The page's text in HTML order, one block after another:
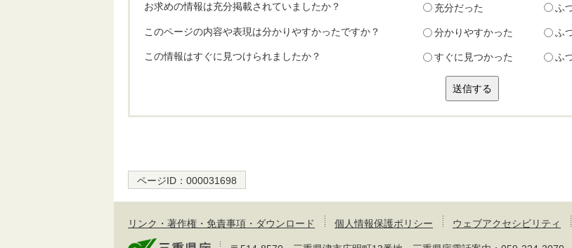
お求めの情報は充分掲載されていましたか？ 充分だった ふ
このページの内容や表現は分かりやすかったですか？ 分かりやすかった ふ
この情報はすぐに見つけられましたか？ すぐに見つかった ふ
ページID： 000031698
リンク・著作権・免責事項・ダウンロード 個人情報保護ポリシー ウェブアクセシビリティ